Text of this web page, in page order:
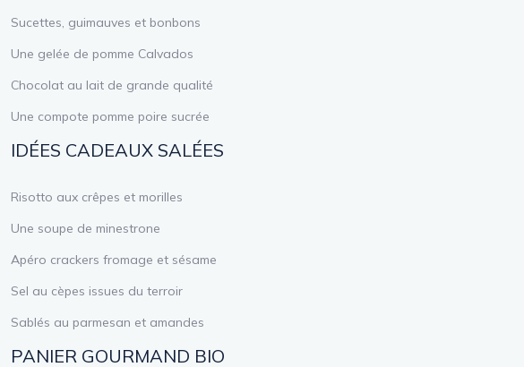
Sucettes, guimauves et bonbons
Une gelée de pomme Calvados
Chocolat au lait de grande qualité
Une compote pomme poire sucrée
IDÉES CADEAUX SALÉES
Risotto aux crêpes et morilles
Une soupe de minestrone
Apéro crackers fromage et sésame
Sel au cèpes issues du terroir
Sablés au parmesan et amandes
PANIER GOURMAND BIO